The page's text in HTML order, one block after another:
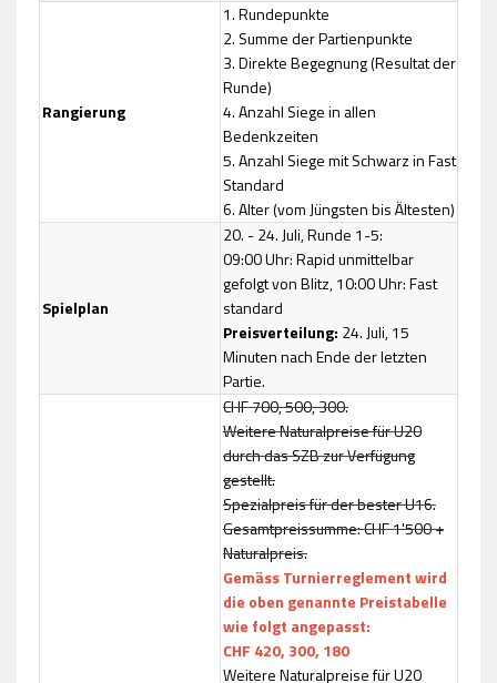
Rangierung
1. Rundepunkte
2. Summe der Partienpunkte
3. Direkte Begegnung (Resultat der
Runde)
4. Anzahl Siege in allen
Bedenkzeiten
5. Anzahl Siege mit Schwarz in Fast
Standard
6. Alter (vom Jüngsten bis Ältesten)
Spielplan
20. - 24. Juli, Runde 1-5:
09:00 Uhr: Rapid unmittelbar
gefolgt von Blitz, 10:00 Uhr: Fast
standard
Preisverteilung: 24. Juli, 15
Minuten nach Ende der letzten
Partie.
CHF 700, 500, 300.
Weitere Naturalpreise für U20
durch das SZB zur Verfügung
gestellt.
Spezialpreis für der bester U16.
Gesamtpreissumme: CHF 1'500 +
Naturalpreis.
Gemäss Turnierreglement wird
die oben genannte Preistabelle
wie folgt angepasst:
CHF 420, 300, 180
Weitere Naturalpreise für U20